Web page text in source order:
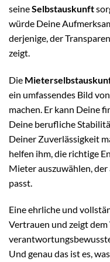
seineSelbstauskunft
würde Deine
derjenige, der
zeigt.
Die
ein umfassendes Bild
machen. Er kann Deine
Deine berufliche
Deiner Zuverlässigkeit
helfen ihm, die richtige
Mieter auszuwählen,
passt.
Eine ehrliche und
Vertrauen und zeigt dem
Und genau das ist es,